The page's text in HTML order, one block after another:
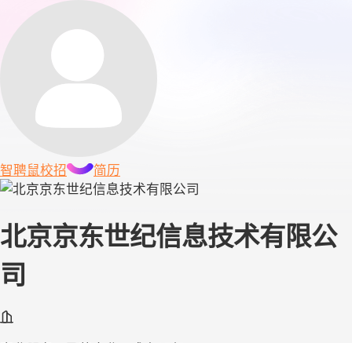
智聘鼠校招 简历
北京京东世纪信息技术有限公
司